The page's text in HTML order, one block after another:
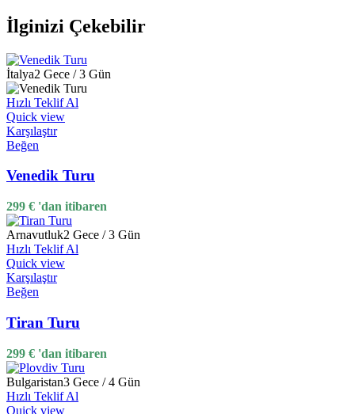
İlginizi Çekebilir
İtalya2 Gece / 3 Gün
Hızlı Teklif Al
Quick view
Karşılaştır
Beğen
Venedik Turu
299 € 'dan itibaren
Arnavutluk2 Gece / 3 Gün
Hızlı Teklif Al
Quick view
Karşılaştır
Beğen
Tiran Turu
299 € 'dan itibaren
Bulgaristan3 Gece / 4 Gün
Hızlı Teklif Al
Quick view